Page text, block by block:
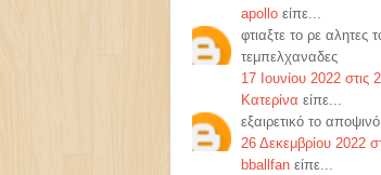
apollo είπε...
φτιαξτε το ρε
τεμπελχαναδες
17 Ιουνίου 2022 στις
Κατερίνα είπε...
εξαιρετικό το
26 Δεκεμβρίου 2022
bballfan είπε...